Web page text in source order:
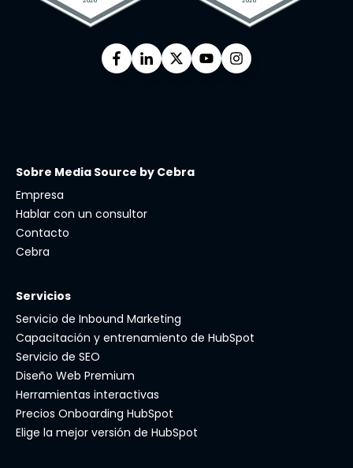
Sobre Media Source by Cebra
Empresa
Hablar con un consultor
Contacto
Cebra
Servicios
Servicio de Inbound Marketing
Capacitación y entrenamiento de HubSpot
Servicio de SEO
Diseño Web Premium
Herramientas interactivas
Precios Onboarding HubSpot
Elige la mejor versión de HubSpot